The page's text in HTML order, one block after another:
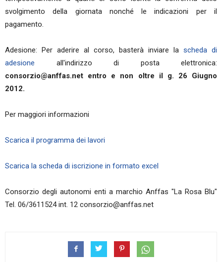
svolgimento della giornata nonché le indicazioni per il
pagamento.
Adesione: Per aderire al corso, basterà inviare la scheda di
adesione all'indirizzo di posta elettronica:
consorzio@anffas.net entro e non oltre il g. 26 Giugno
2012.
Per maggiori informazioni
Scarica il programma dei lavori
Scarica la scheda di iscrizione in formato excel
Consorzio degli autonomi enti a marchio Anffas "La Rosa Blu"
Tel. 06/3611524 int. 12 consorzio@anffas.net